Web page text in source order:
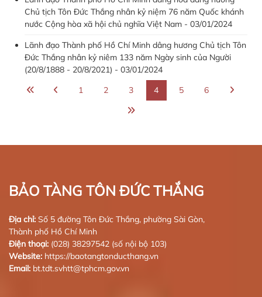
Chủ tịch Tôn Đức Thắng nhân kỷ niệm 76 năm Quốc khánh
nước Cộng hòa xã hội chủ nghĩa Việt Nam - 03/01/2024
Lãnh đạo Thành phố Hồ Chí Minh dâng hương Chủ tịch Tôn
Đức Thắng nhân kỷ niêm 133 năm Ngày sinh của Người
(20/8/1888 - 20/8/2021) - 03/01/2024
1
2 3 4 5 6
BẢO TÀNG TÔN ĐỨC THẮNG
Địa chỉ: Số 5 đường Tôn Đức Thắng, phường Sài Gòn,
Thành phố Hồ Chí Minh
Điện thoại: (028) 38297542 (số nội bộ 103)
Website: https://baotangtonducthang.vn
Email: bt.tdt.svhtt@tphcm.gov.vn